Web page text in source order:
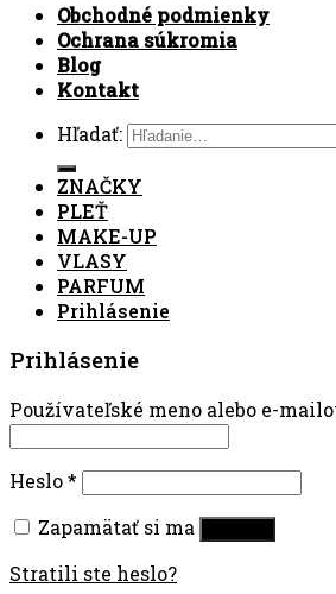
Obchodné podmienky
Ochrana súkromia
Blog
Kontakt
Hľadať:
ZNAČKY
PLEŤ
MAKE-UP
VLASY
PARFUM
Prihlásenie
Prihlásenie
Používateľské meno alebo e-
Heslo*
Zapamätať si ma
Stratili ste heslo?